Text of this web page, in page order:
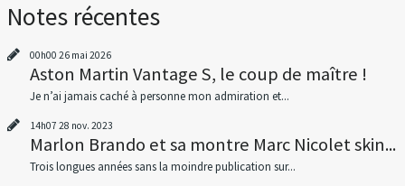
Notes récentes
00h00 26 mai 2026
Aston Martin Vantage S, le coup de maître !
Je n’ai jamais caché à personne mon admiration et...
14h07 28 nov. 2023
Marlon Brando et sa montre Marc Nicolet skin...
Trois longues années sans la moindre publication sur...